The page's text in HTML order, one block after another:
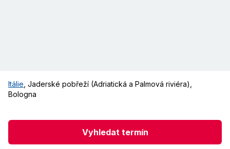
Itálie Jaderské pobřeží (Adriatická a Palmová riviéra)
Bologna
Vyhledat termín